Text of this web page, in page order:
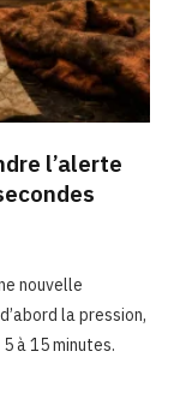
l’alerte
nouvelle
la pression,
à 15 minutes.